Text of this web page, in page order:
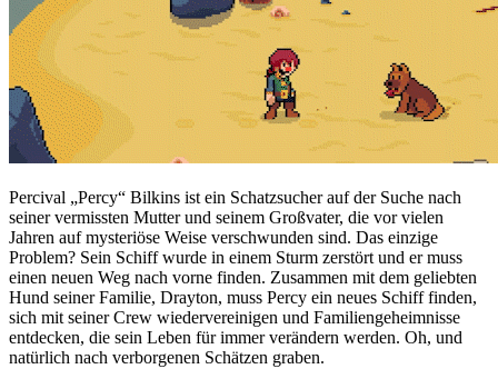
Percival „Percy“ Bilkins ist ein Schatzsucher auf der Suche nach
seiner vermissten Mutter und seinem Großvater, die vor vielen
Jahren auf mysteriöse Weise verschwunden sind. Das einzige
Problem? Sein Schiff wurde in einem Sturm zerstört und er muss
einen neuen Weg nach vorne finden. Zusammen mit dem geliebten
Hund seiner Familie, Drayton, muss Percy ein neues Schiff finden,
sich mit seiner Crew wiedervereinigen und Familiengeheimnisse
entdecken, die sein Leben für immer verändern werden. Oh, und
natürlich nach verborgenen Schätzen graben.